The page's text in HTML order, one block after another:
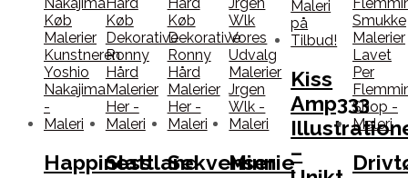
HappinessSlattlandSekvenser
Minnie
Kiss
Amp333
–